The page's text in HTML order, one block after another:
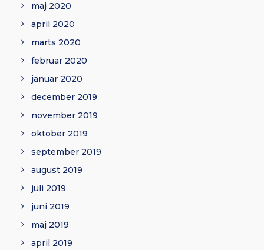
maj 2020
april 2020
marts 2020
februar 2020
januar 2020
december 2019
november 2019
oktober 2019
september 2019
august 2019
juli 2019
juni 2019
maj 2019
april 2019